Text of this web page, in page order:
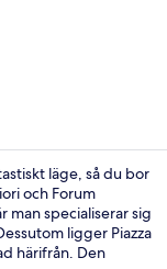
läge, så du bor
och Forum
man specialiserar sig
ligger Piazza
härifrån. Den